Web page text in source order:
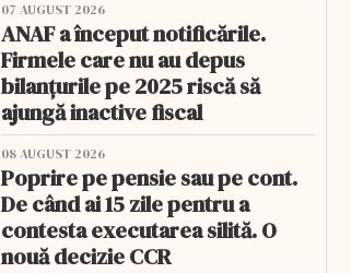
07 AUGUST 2026
ANAF a început notificările.
Firmele care nu au depus
bilanțurile pe 2025 riscă să
ajungă inactive fiscal
08 AUGUST 2026
Poprire pe pensie sau pe cont.
De când ai 15 zile pentru a
contesta executarea silită. O
nouă decizie CCR